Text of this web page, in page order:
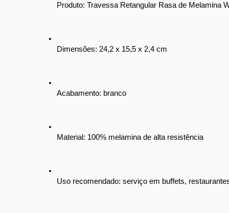
Produto: Travessa Retangular Rasa de Melamina
Dimensões: 24,2 x 15,5 x 2,4 cm
Acabamento: branco
Material: 100% melamina de alta resistência
Uso recomendado: serviço em buffets,